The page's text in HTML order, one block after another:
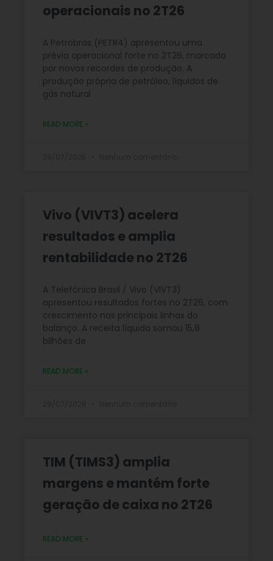
operacionais no 2T26
A Petrobras (PETR4) apresentou uma
prévia operacional forte no 2T26, marcada
por novos recordes de produção. A
produção própria de petróleo, líquidos de
gás natural
READ MORE »
Vivo (VIVT3) acelera
resultados e amplia
rentabilidade no 2T26
A Telefônica Brasil / Vivo (VIVT3)
apresentou resultados fortes no 2T26, com
crescimento nas principais linhas do
balanço. A receita líquida somou 15,8
bilhões de
READ MORE »
TIM (TIMS3) amplia
margens e mantém forte
geração de caixa no 2T26
READ MORE »